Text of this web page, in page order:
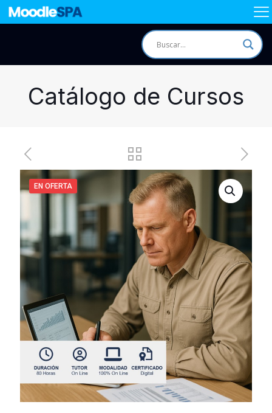
Catálogo de Cursos
EN OFERTA